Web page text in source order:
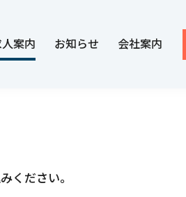
案内 お知らせ 会社案内
ください。